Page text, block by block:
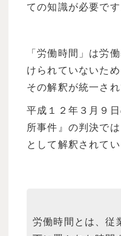
ての知識が必要です
「労働時間」は労
けられていないた
その解釈が統一され
平成１２年３月９
所事件』の判決で
として解釈されてい
労働時間とは、従